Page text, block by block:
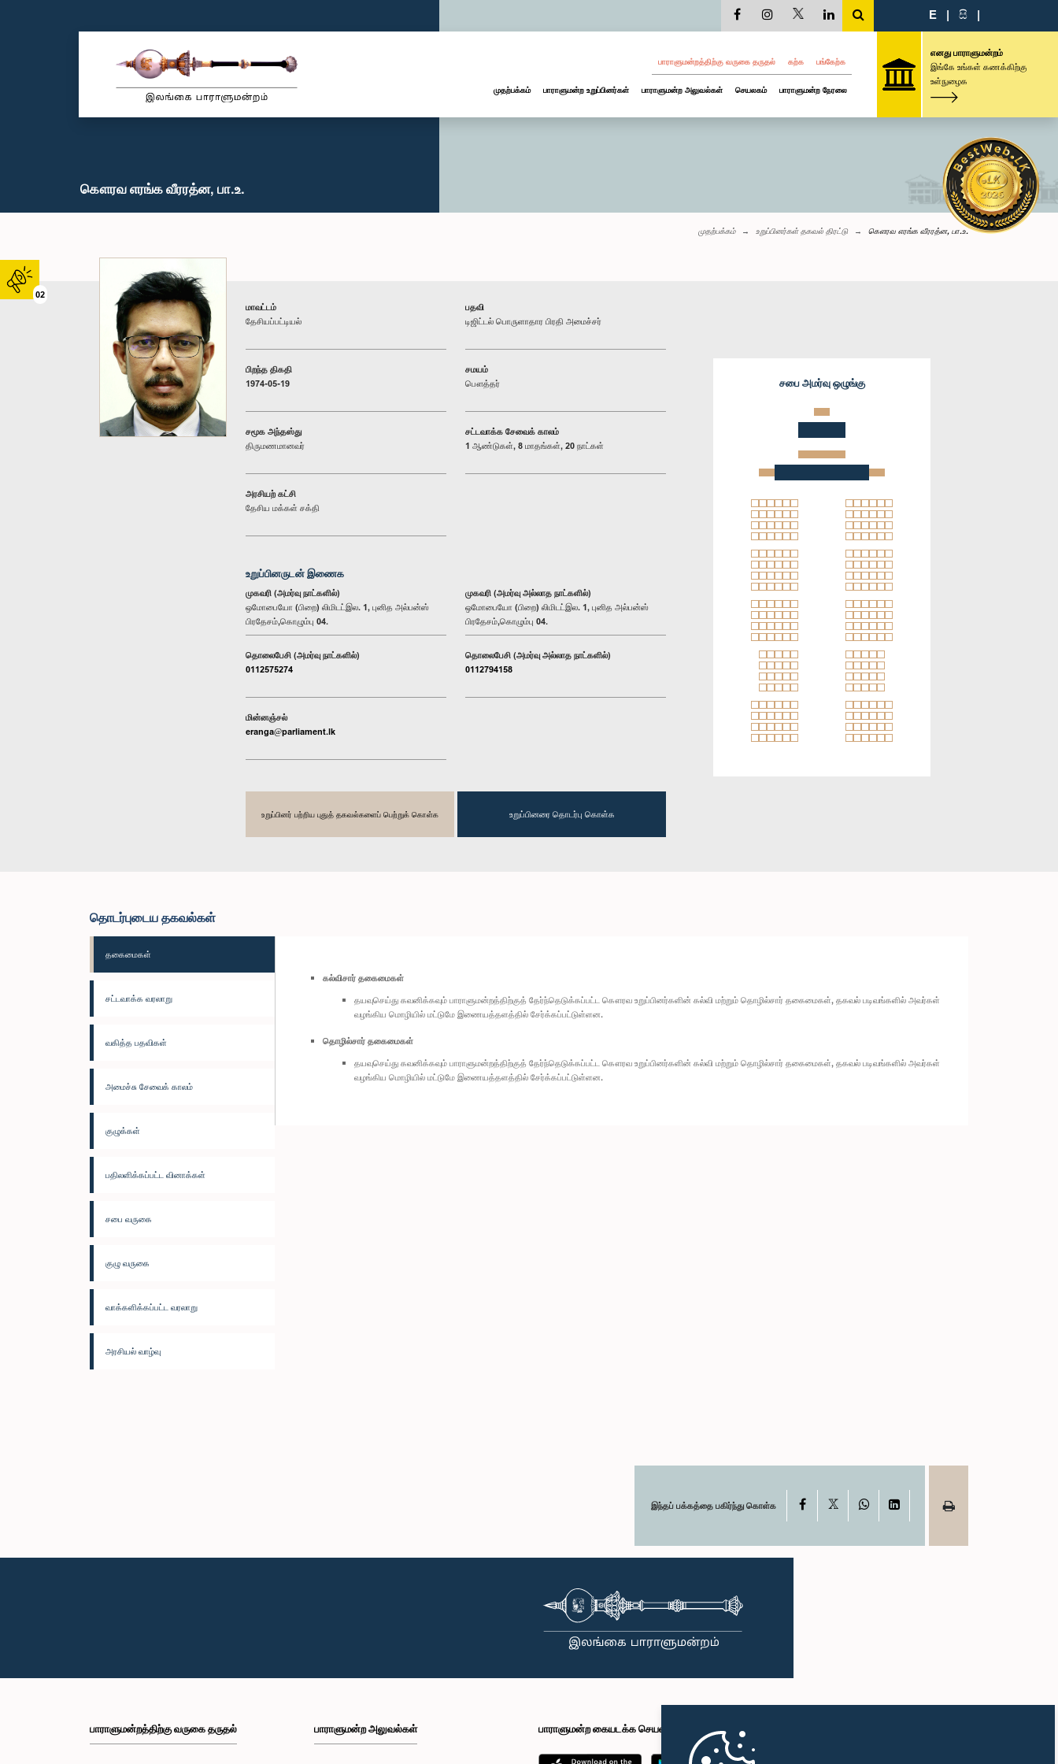
02
E | සි |
பாராளுமன்றத்திற்கு வருகை தருதல் கற்க பங்கேற்க
முதற்பக்கம் பாராளுமன்ற உறுப்பினர்கள் பாராளுமன்ற அலுவல்கள் செயலகம் பாராளுமன்ற நேரலை
எனது பாராளுமன்றம்
இங்கே உங்கள் கணக்கிற்கு
உள்நுழைக
கௌரவ எரங்க வீரரத்ன, பா.உ.
முதற்பக்கம் உறுப்பினர்கள் தகவல் திரட்டு கௌரவ எரங்க வீரரத்ன, பா.உ.
மாவட்டம்
தேசியப்பட்டியல்
பதவி
டிஜிட்டல் பொருளாதார பிரதி அமைச்சர்
பிறந்த திகதி
1974-05-19
சமயம்
பௌத்தர்
சமூக அந்தஸ்து
திருமணமானவர்
சட்டவாக்க சேவைக் காலம்
1 ஆண்டுகள், 8 மாதங்கள், 20 நாட்கள்
அரசியற் கட்சி
தேசிய மக்கள் சக்தி
உறுப்பினருடன் இணைக
முகவரி (அமர்வு நாட்களில்)
ஒமோபையோ (பிறை) லிமிடட்இல. 1, புனித அல்பன்ஸ்
பிரதேசம்,கொழும்பு 04.
முகவரி (அமர்வு அல்லாத நாட்களில்)
ஒமோபையோ (பிறை) லிமிடட்இல. 1, புனித அல்பன்ஸ்
பிரதேசம்,கொழும்பு 04.
தொலைபேசி (அமர்வு நாட்களில்)
0112575274
தொலைபேசி (அமர்வு அல்லாத நாட்களில்)
0112794158
மின்னஞ்சல்
eranga@parliament.lk
உறுப்பினர் பற்றிய புதுத் தகவல்களைப் பெற்றுக் கொள்க உறுப்பினரை தொடர்பு கொள்க
சபை அமர்வு ஒழுங்கு
தொடர்புடைய தகவல்கள்
தகைமைகள்
சட்டவாக்க வரலாறு
வகித்த பதவிகள்
அமைச்சு சேவைக் காலம்
குழுக்கள்
பதிலளிக்கப்பட்ட வினாக்கள்
சபை வருகை
குழு வருகை
வாக்களிக்கப்பட்ட வரலாறு
அரசியல் வாழ்வு
கல்விசார் தகைமைகள்
தயவுசெய்து கவனிக்கவும் பாராளுமன்றத்திற்குத் தேர்ந்தெடுக்கப்பட்ட கௌரவ உறுப்பினர்களின் கல்வி மற்றும் தொழில்சார் தகைமைகள், தகவல் படிவங்களில் அவர்கள்
வழங்கிய மொழியில் மட்டுமே இணையத்தளத்தில் சேர்க்கப்பட்டுள்ளன.
தொழில்சார் தகைமைகள்
தயவுசெய்து கவனிக்கவும் பாராளுமன்றத்திற்குத் தேர்ந்தெடுக்கப்பட்ட கௌரவ உறுப்பினர்களின் கல்வி மற்றும் தொழில்சார் தகைமைகள், தகவல் படிவங்களில் அவர்கள்
வழங்கிய மொழியில் மட்டுமே இணையத்தளத்தில் சேர்க்கப்பட்டுள்ளன.
இந்தப் பக்கத்தை பகிர்ந்து கொள்க Facebook WhatsAppLinkedIn
பாராளுமன்றத்திற்கு வருகை தருதல் பாராளுமன்ற அலுவல்கள் பாராளுமன்ற கையடக்க செயலி